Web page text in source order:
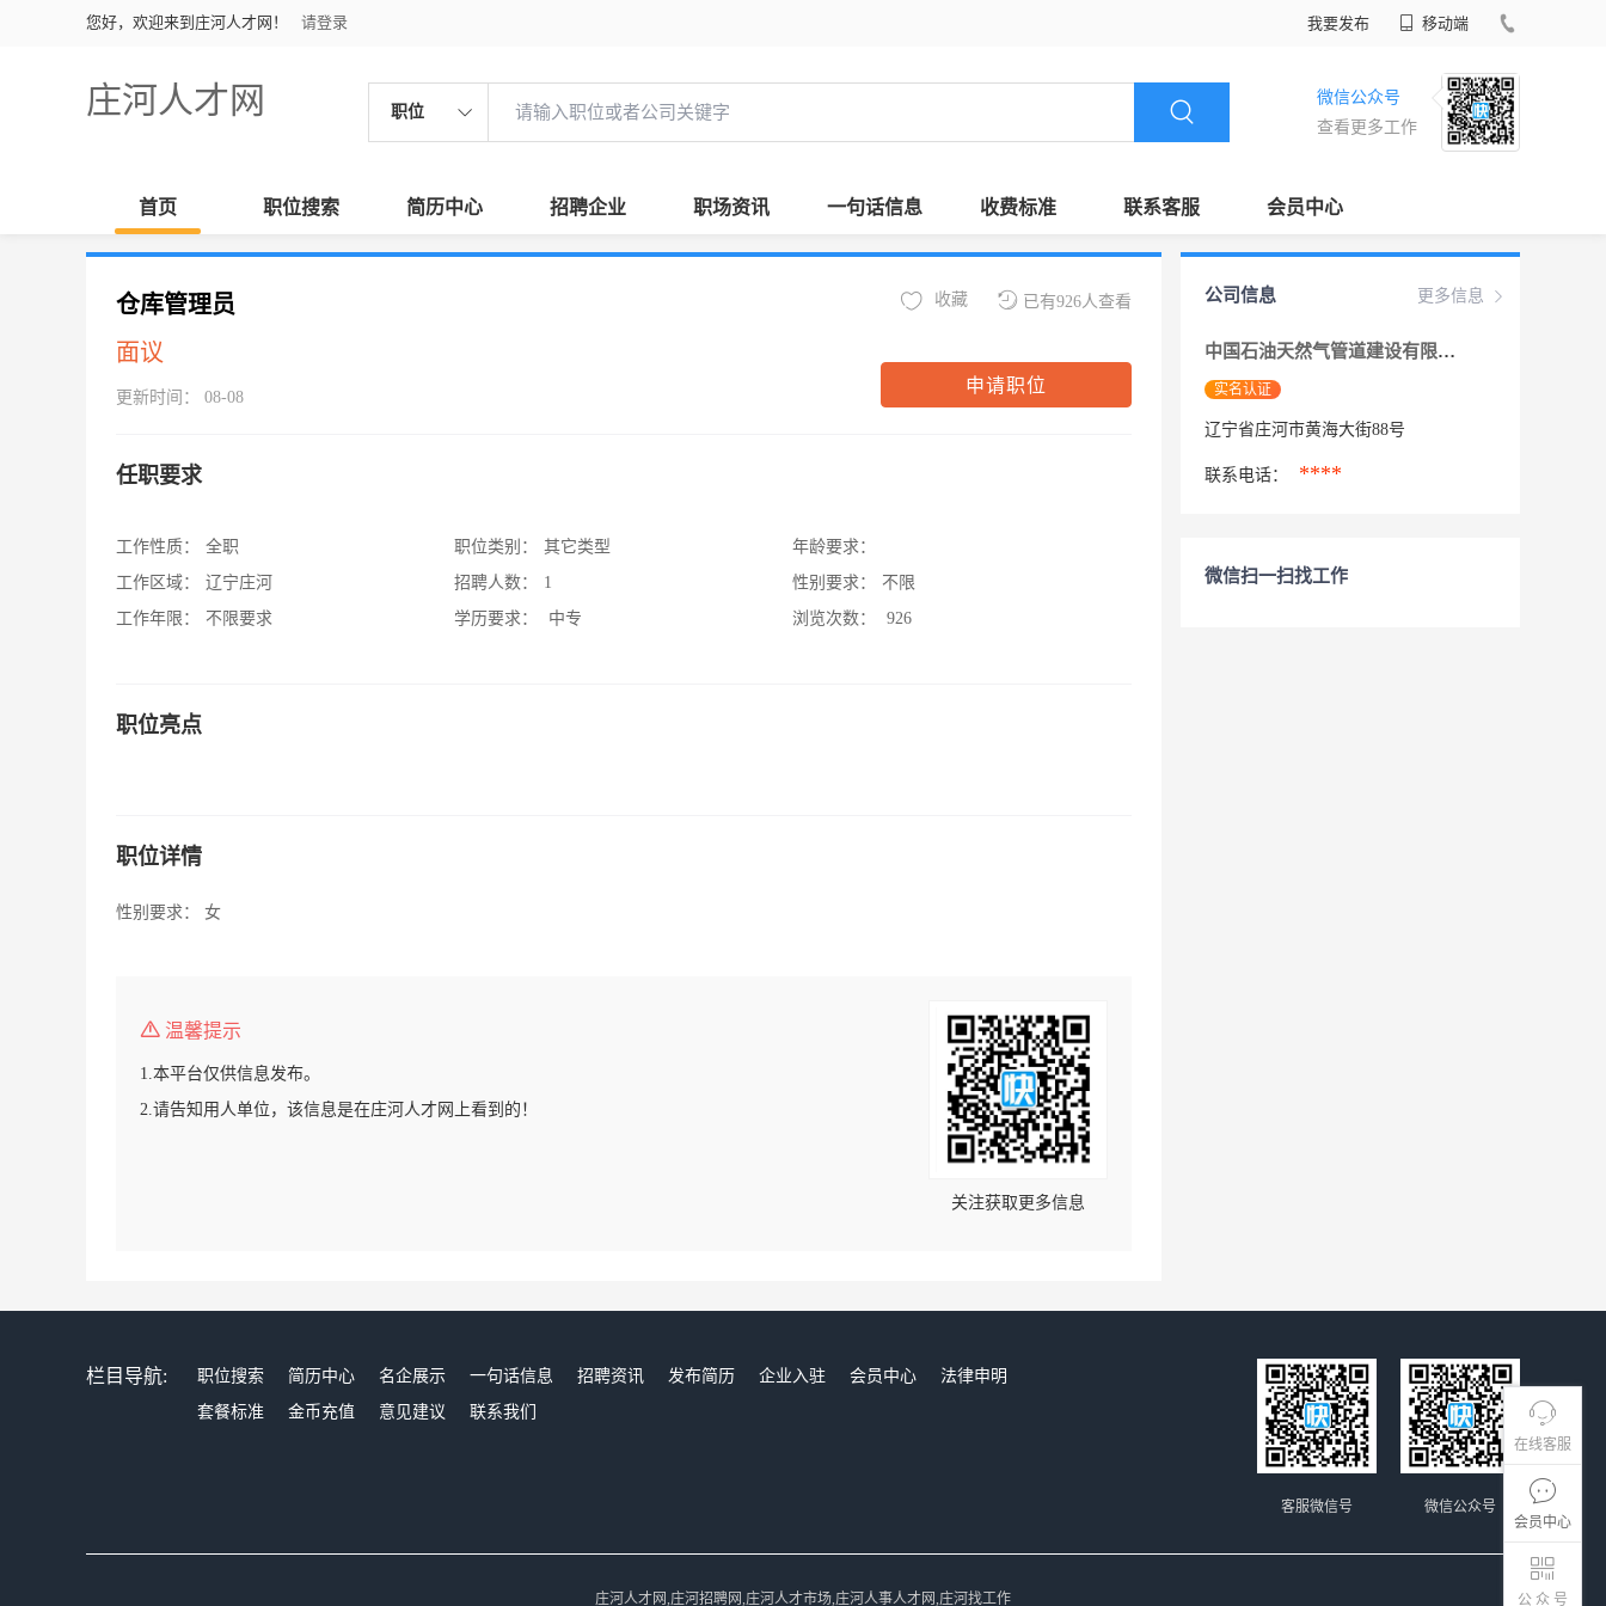
您好，欢迎来到庄河人才网！ 请登录 我要发布 移动端
庄河人才网 职位
微信公众号
查看更多工作
首页 职位搜索 简历中心 招聘企业 职场资讯 一句话信息 收费标准 联系客服 会员中心
在线客服
会员中心
公 众 号
仓库管理员
面议
更新时间： 08-08
已有926人查看
收藏
申请职位
任职要求
工作性质：
全职
工作区域：
辽宁庄河
工作年限：
不限要求
职位类别：
其它类型
招聘人数：
1
学历要求：
中专
年龄要求：
性别要求：
不限
浏览次数：
926
职位亮点
职位详情
性别要求： 女
温馨提示
1.本平台仅供信息发布。
2.请告知用人单位，该信息是在庄河人才网上看到的！
关注获取更多信息
更多信息
公司信息
中国石油天然气管道建设有限公司海底天然气
实名认证
辽宁省庄河市黄海大街88号
联系电话： ****
微信扫一扫找工作
栏目导航: 职位搜索 简历中心 名企展示 一句话信息 招聘资讯 发布简历 企业入驻 会员中心
法律申明
套餐标准
金币充值 意见建议 联系我们
微信公众号
客服微信号
庄河人才网,庄河招聘网,庄河人才市场,庄河人事人才网,庄河找工作